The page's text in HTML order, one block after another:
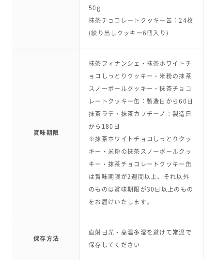
50g
抹茶チョコレートクッキー缶：24枚
(絞り出しクッキー6個入り)
賞味期限
抹茶フィナンシェ・抹茶ホワイトチ
ョコしっとりクッキー・米粉の抹茶
スノーボールクッキー・抹茶チョコ
レートクッキー缶：製造日から60日
抹茶ラテ・抹茶カプチーノ：製造日
から180日
※抹茶ホワイトチョコしっとりクッ
キー・米粉の抹茶スノーボールクッ
キー・抹茶チョコレートクッキー缶
は賞味期限が2週間以上、それ以外
のものは賞味期限が30日以上のもの
をお届けいたします。
保存方法
直射日光・高温多湿を避けて常温で
保存してください